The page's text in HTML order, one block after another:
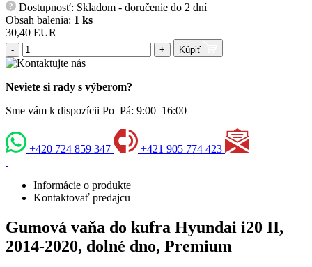
?
Dostupnosť: Skladom - doručenie do 2 dní
Obsah balenia: 1 ks
30,40 EUR
- + Kúpiť
Neviete si rady s výberom?
Sme vám k dispozícii Po–Pá: 9:00–16:00
+420 724 859 347 +421 905 774 423
Informácie o produkte
Kontaktovať predajcu
Gumová vaňa do kufra Hyundai i20 II,
2014-2020, dolné dno, Premium